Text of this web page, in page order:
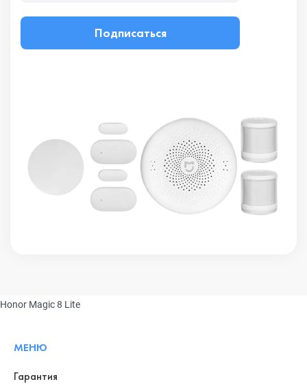
Подписаться
Honor Magic 8 Lite
МЕНЮ
Гарантия